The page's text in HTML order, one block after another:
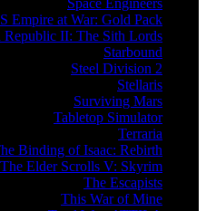
Space Engineers
Empire at War: Gold Pack
II: The Sith Lords
Starbound
Steel Division 2
Stellaris
Surviving Mars
Tabletop Simulator
Terraria
Binding of Isaac: Rebirth
The Elder Scrolls V: Skyrim
The Escapists
This War of Mine